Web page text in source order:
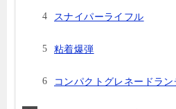
スナイパーライフル
粘着爆弾
コンパクトグレネードラン